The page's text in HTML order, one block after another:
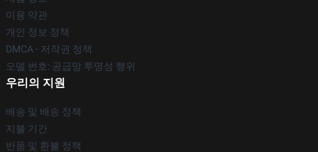
이용 약관
개인 정보 정책
DMCA - 저작권 정책
모델 번호: 공급망 투명성 행위
우리의 지원
배송 및 배송 정책
지불 기간
반품 및 환불 정책